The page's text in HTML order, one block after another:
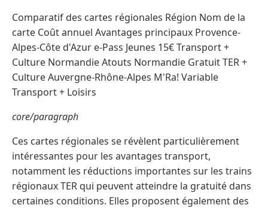
Comparatif des cartes régionales Région Nom de la
carte Coût annuel Avantages principaux Provence-
Alpes-Côte d'Azur e-Pass Jeunes 15€ Transport +
Culture Normandie Atouts Normandie Gratuit TER +
Culture Auvergne-Rhône-Alpes M'Ra! Variable
Transport + Loisirs
core/paragraph
Ces cartes régionales se révèlent particulièrement
intéressantes pour les avantages transport,
notamment les réductions importantes sur les trains
régionaux TER qui peuvent atteindre la gratuité dans
certaines conditions. Elles proposent également des